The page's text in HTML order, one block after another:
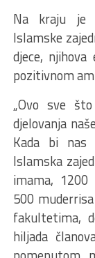
Na kraju je
Islamske
djece,
pozitivnom
„Ovo sve
djelovanja
Kada bi
Islamska
imama,
500
fakultetima,
hiljada